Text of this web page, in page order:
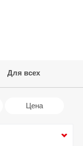
Для всех
Цена